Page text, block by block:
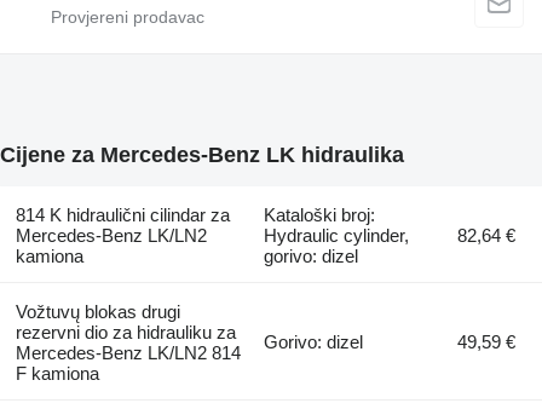
Cijene za Mercedes-Benz LK hidraulika
814 K hidraulični cilindar za
Mercedes-Benz LK/LN2
kamiona
Kataloški broj:
Hydraulic cylinder,
gorivo: dizel
82,64 €
Vožtuvų blokas drugi
rezervni dio za hidrauliku za
Mercedes-Benz LK/LN2 814
F kamiona
Gorivo: dizel 49,59 €